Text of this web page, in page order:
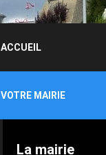
ACCUEIL
VOTRE MAIRIE
La mairie